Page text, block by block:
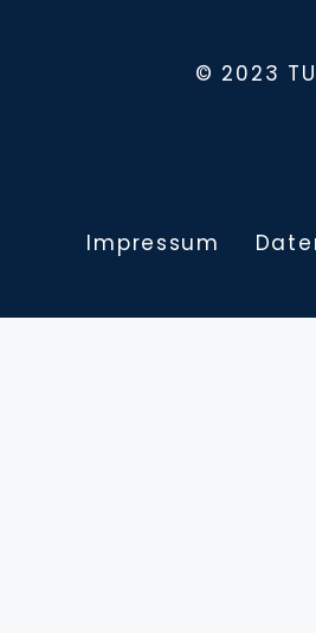
© 2023
Impressum